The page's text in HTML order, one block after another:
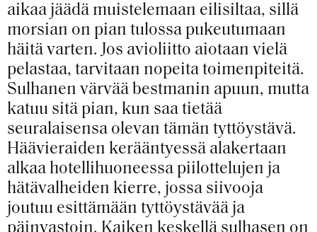
aikaa jäädä muistelemaan eilisiltaa, sillä
morsian on pian tulossa pukeutumaan
häitä varten. Jos avioliitto aiotaan vielä
pelastaa, tarvitaan nopeita toimenpiteitä.
Sulhanen värvää bestmanin apuun, mutta
katuu sitä pian, kun saa tietää
seuralaisensa olevan tämän tyttöystävä.
Häävieraiden kerääntyessä alakertaan
alkaa hotellihuoneessa piilottelujen ja
hätävalheiden kierre, jossa siivooja
joutuu esittämään tyttöystävää ja
päinvastoin. Kaiken keskellä sulhasen on